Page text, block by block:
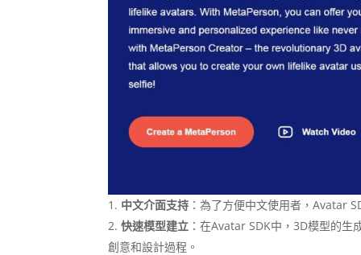
中文介面支持 ：為了方便中文使用者，Avatar
快速模型建立 ：在Avatar SDK中，3D模型的
創意和設計過程。